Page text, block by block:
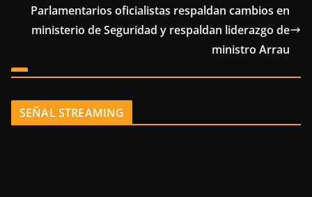
Parlamentarios oficialistas respaldan cambios en
ministerio de Seguridad y respaldan liderazgo de
ministro Arrau
SEÑAL STREAMING